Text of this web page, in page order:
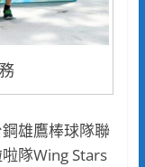
雄鷹棒球隊聯
隊Wing Stars